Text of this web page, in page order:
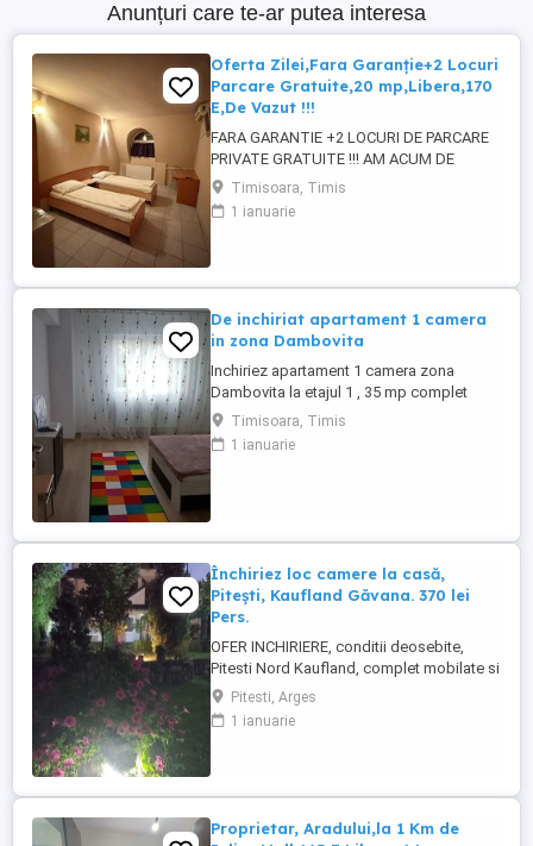
Anunțuri care te-ar putea interesa
Oferta Zilei,Fara Garanție+2 Locuri
Parcare Gratuite,20 mp,Libera,170
E,De Vazut !!!
FARA GARANTIE +2 LOCURI DE PARCARE
PRIVATE GRATUITE !!! AM ACUM DE
INCHIRIAT IN ZONA SAGULUI-
DAMBOVITA, O Garsoniera Formata din
Camera Separata Spațioasă+ Baie Proprie
Frigider ,TV și MERITA VAZUT 100%.
Chiria lunara este 170 ...
Timisoara, Timis
1 ianuarie
De inchiriat apartament 1 camera
in zona Dambovita
Inchiriez apartament 1 camera zona
Dambovita la etajul 1 , 35 mp complet
mobilat si utilat la 5 min distanta de linia
de tramvai. Pt mai multe detalii nu ezitati
sa sunati
Timisoara, Timis
1 ianuarie
Închiriez loc camere la casă,
Pitești, Kaufland Găvana. 370 lei
Pers.
OFER INCHIRIERE, conditii deosebite,
Pitesti Nord Kaufland, complet mobilate si
utilate (aragaz, frigider, masini de
spalat,TV, internet). Seriozitate, curatenie,
liniste, ordine si disciplina. Pretul - 370 lei
40, anul constructiei: ...
Pitesti, Arges
1 ianuarie
Proprietar, Aradului,la 1 Km de